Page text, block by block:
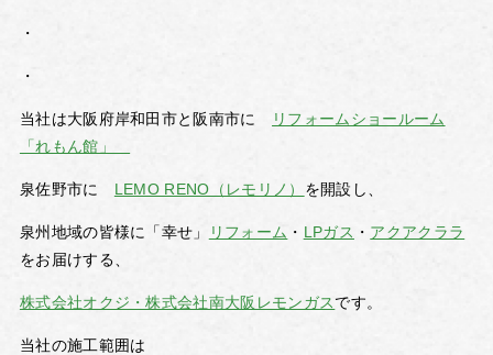
・
・
当社は大阪府岸和田市と阪南市に
リフォームショールーム
「れもん館」
泉佐野市に LEMO RENO（レモリノ） を開設し、
泉州地域の皆様に「幸せ」 リフォーム ・ LPガス ・ アクアクララ
をお届けする、
株式会社オクジ・株式会社南大阪レモンガスです。
当社の施工範囲は